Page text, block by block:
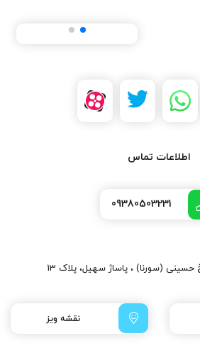
اطلاعات تماس
09380503231
(سورنا) ، پاساژ سهیل، پلاک 13
نقشه ویز